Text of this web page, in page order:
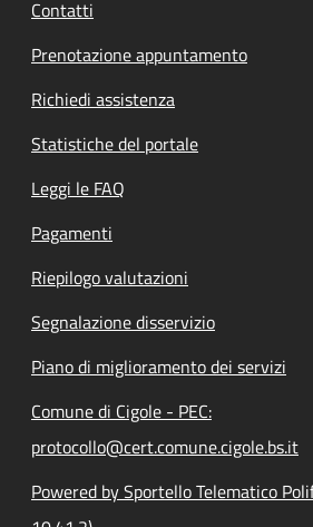
Contatti
Prenotazione appuntamento
Richiedi assistenza
Statistiche del portale
Leggi le FAQ
Pagamenti
Riepilogo valutazioni
Segnalazione disservizio
Piano di miglioramento dei servizi
Comune di Cigole - PEC:
protocollo@cert.comune.cigole.bs.it
Powered by Sportello Telematico